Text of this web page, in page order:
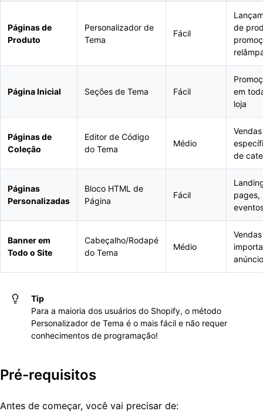
Páginas de
Produto
Personalizador de
Tema
Fácil
de
Página Inicial Seções de Tema Fácil
em
loja
Páginas de
Coleção
Editor de Código
do Tema
Médio
Vendas
de
Páginas
Personalizadas
Bloco HTML de
Página
Fácil
pages,
Banner em
Todo o Site
Cabeçalho/Rodapé
do Tema
Médio
Vendas
Tip
Para a maioria dos usuários do Shopify, o método
Personalizador de Tema é o mais fácil e não requer
conhecimentos de programação!
Pré-requisitos
Antes de começar, você vai precisar de: